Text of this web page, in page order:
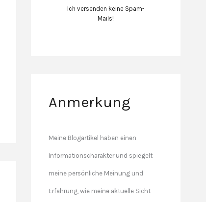
Ich versenden keine Spam-
Mails!
Anmerkung
Meine Blogartikel haben einen
Informationscharakter und spiegelt
meine persönliche Meinung und
Erfahrung, wie meine aktuelle Sicht